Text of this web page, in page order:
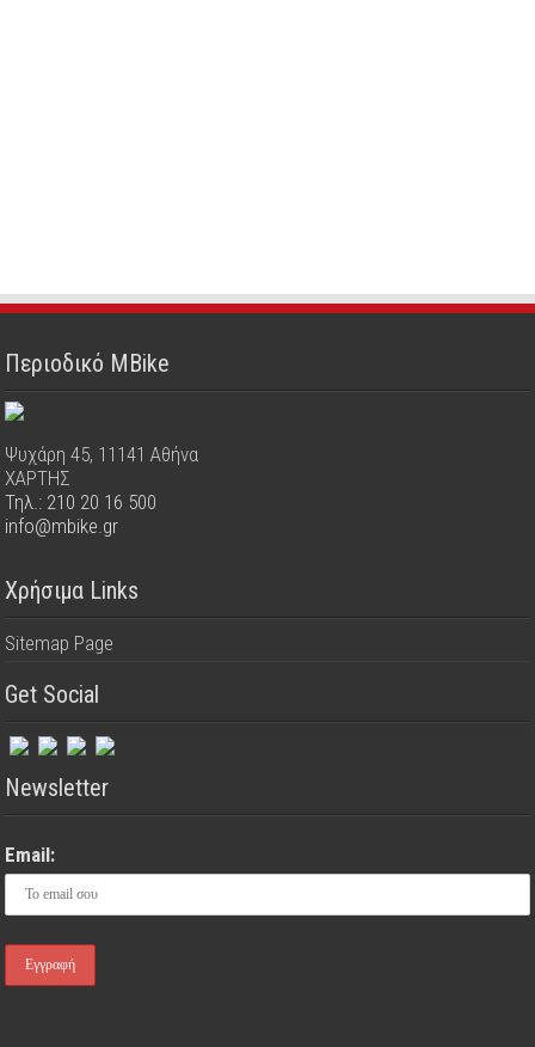
Περιοδικό MBike
Ψυχάρη 45, 11141 Αθήνα
ΧΑΡΤΗΣ
Τηλ.: 210 20 16 500
info@mbike.gr
Χρήσιμα Links
Sitemap Page
Get Social
Newsletter
Email: